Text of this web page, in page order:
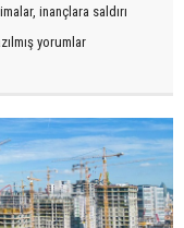
inançlara saldırı
yorumlar